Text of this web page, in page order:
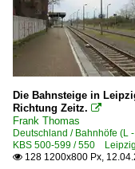
Die Bahnsteige in
Richtung Zeitz. 
Frank Thomas
Deutschland / Bahnhöfe (L
KBS 500-599 / 550 Leipzig
 128 1200x800 Px,